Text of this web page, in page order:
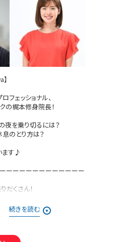
フェッショナル、
の梶本修身院長！
を乗り切るには？
のとり方は？
ます♪
ーーーーーーーーーーーー
だくさん！
ースを独自目線で解説します。
20世紀編〜】
続きを読む